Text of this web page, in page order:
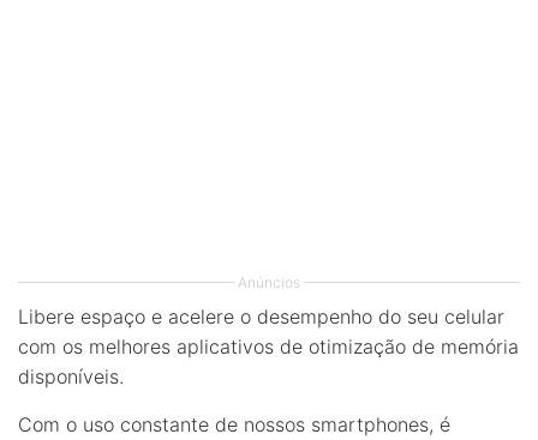
Anúncios
Libere espaço e acelere o desempenho do seu celular
com os melhores aplicativos de otimização de memória
disponíveis.
Com o uso constante de nossos smartphones, é